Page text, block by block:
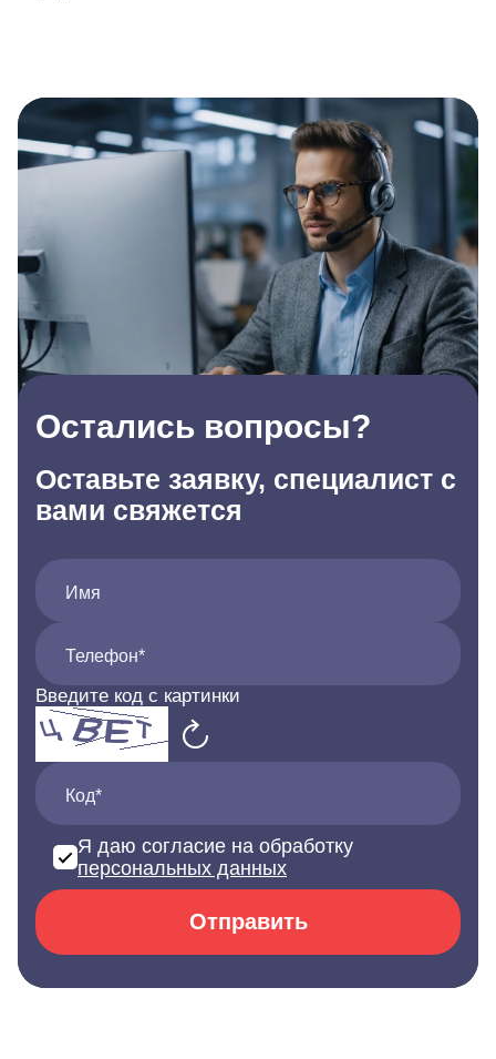
Остались вопросы?
Оставьте заявку, специалист с
вами свяжется
Имя
Телефон*
Введите код с картинки
Код*
Я даю согласие на обработку
персональных данных
Отправить